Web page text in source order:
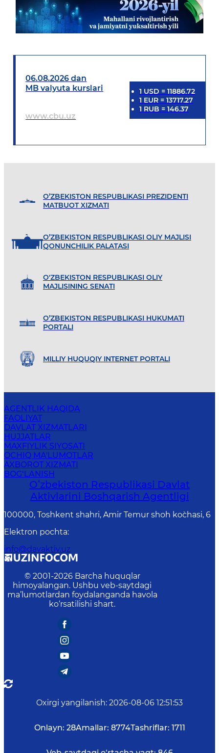
06.08.2026 dan
MB valyuta kurslari
www.cbu.uz
1 USD = 11886.72
1 EUR= 13717.27
1 RUB = 146.37
O’ZBEKISTON RESPUBLIKASI PREZIDENTI
MATBUOT XIZMATI
O’ZBEKISTON RESPUBLIKASI OLIY MAJLISI
QONUNCHILIK PALATASI
O'ZBEKISTON RESPUBLIKASI OLIY
MAJLISINING SENATI
O’ZBEKISTON RESPUBLIKASI HUKUMATI
PORTALI
MILLIY HUQUQIY INTERNET PORTALI
AGENTLIK HAQIDA
FAOLIYAT
DAVLAT XIZMATLARI
HUJJATLAR
MAXFIYLIK SIYOSATI
OCHIQ MA'LUMOTLAR
AXBOROT XIZMATI
BOG‘LANISH
Oʻzbekiston Respublikasi Davlat
Aktivlarini Boshqarish Agentligi
100000, Toshkent shahri, Amir Temur shoh ko`chasi, 6
Elektron pochta:
info@davaktiv.uz
© 2001-2026 Barcha huquqlar
himoyalangan. Ushbu veb-saytdagi
ma’lumotlardan foydalanganda havola
ko‘rsatilishi shart.
Oxirgi yangilanish: 2026-08-06 12:51:53
Onlayn: 28Amallar: 8774Tashriflar: 1711